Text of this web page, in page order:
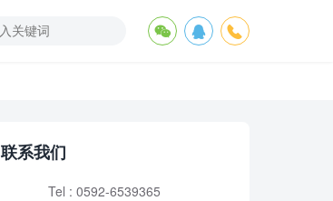
联系我们
Tel : 0592-6539365